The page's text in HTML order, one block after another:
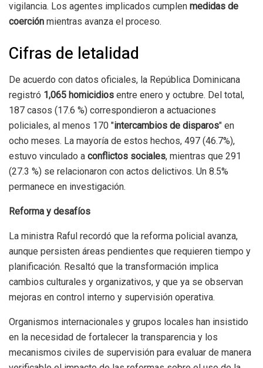
vigilancia. Los agentes implicados cumplen medidas de
coerción mientras avanza el proceso.
Cifras de letalidad
De acuerdo con datos oficiales, la República Dominicana
registró 1,065 homicidios entre enero y octubre. Del total,
187 casos (17.6 %) correspondieron a actuaciones
policiales, al menos 170 "intercambios de disparos" en
ocho meses. La mayoría de estos hechos, 497 (46.7%),
estuvo vinculado a conflictos sociales, mientras que 291
(27.3 %) se relacionaron con actos delictivos. Un 8.5%
permanece en investigación.
Reforma y desafíos
La ministra Raful recordó que la reforma policial avanza,
aunque persisten áreas pendientes que requieren tiempo y
planificación. Resaltó que la transformación implica
cambios culturales y organizativos, y que ya se observan
mejoras en control interno y supervisión operativa.
Organismos internacionales y grupos locales han insistido
en la necesidad de fortalecer la transparencia y los
mecanismos civiles de supervisión para evaluar de manera